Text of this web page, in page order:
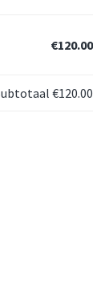
€120.00
€120.00